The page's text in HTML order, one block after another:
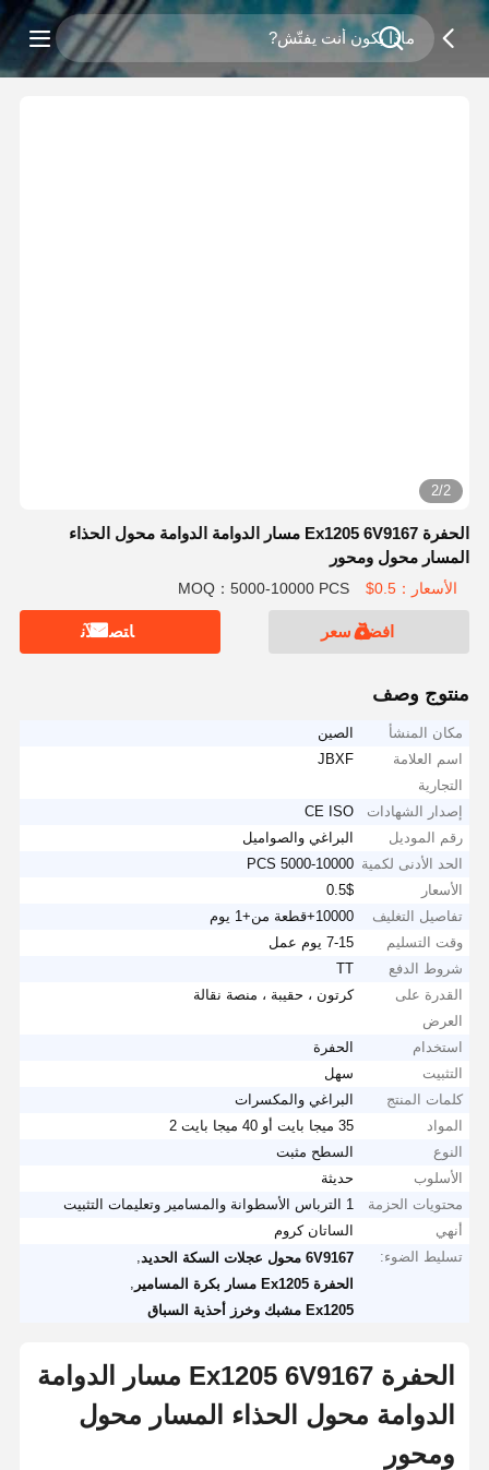
2/2
الحفرة Ex1205 6V9167 مسار الدوامة الدوامة محول الحذاء
المسار محول ومحور
الأسعار：0.5$ MOQ：5000-10000 PCS
افضل سعر ﺎﺘﺼﻟ ﺍﻶﻧ
منتوج وصف
مكان المنشأ
الصين
اسم العلامة
التجارية
JBXF
إصدار الشهادات
CE ISO
رقم الموديل
البراغي والصواميل
الحد الأدنى لكمية 5000-10000 PCS
الأسعار
0.5$
تفاصيل التغليف
10000+قطعة من+1 يوم
وقت التسليم
7-15 يوم عمل
شروط الدفع
TT
القدرة على
العرض
كرتون ، حقيبة ، منصة نقالة
استخدام
الحفرة
التثبيت
سهل
كلمات المنتج
البراغي والمكسرات
المواد
35 ميجا بايت أو 40 ميجا بايت 2
النوع
السطح مثبت
الأسلوب
حديثة
محتويات الحزمة
1 الترباس الأسطوانة والمسامير وتعليمات التثبيت
أنهي
الساتان كروم
تسليط الضوء:
6V9167 محول عجلات السكة الحديد
الحفرة Ex1205 مسار بكرة المسامير
Ex1205 مشبك وخرز أحذية السباق
الحفرة Ex1205 6V9167 مسار الدوامة
الدوامة محول الحذاء المسار محول
ومحور